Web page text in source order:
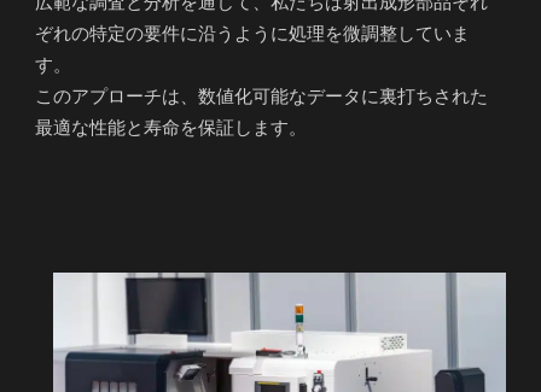
ぞれの特定の要件に沿うように処理を微調整していま
す。
このアプローチは、数値化可能なデータに裏打ちされた
最適な性能と寿命を保証します。